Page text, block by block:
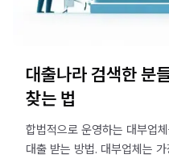
대출나라 검색한 분
찾는 법
합법적으로 운영하는 대부업
대출 받는 방법. 대부업체는